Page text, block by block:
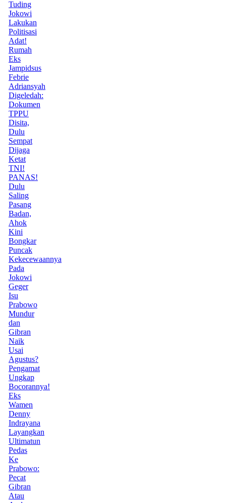
Tuding
Jokowi
Lakukan
Politisasi
Adat!
Rumah
Eks
Jampidsus
Febrie
Adriansyah
Digeledah:
Dokumen
TPPU
Disita,
Dulu
Sempat
Dijaga
Ketat
TNI!
PANAS!
Dulu
Saling
Pasang
Badan,
Ahok
Kini
Bongkar
Puncak
Kekecewaannya
Pada
Jokowi
Geger
Isu
Prabowo
Mundur
dan
Gibran
Naik
Usai
Agustus?
Pengamat
Ungkap
Bocorannya!
Eks
Wamen
Denny
Indrayana
Layangkan
Ultimatun
Pedas
Ke
Prabowo:
Pecat
Gibran
Atau